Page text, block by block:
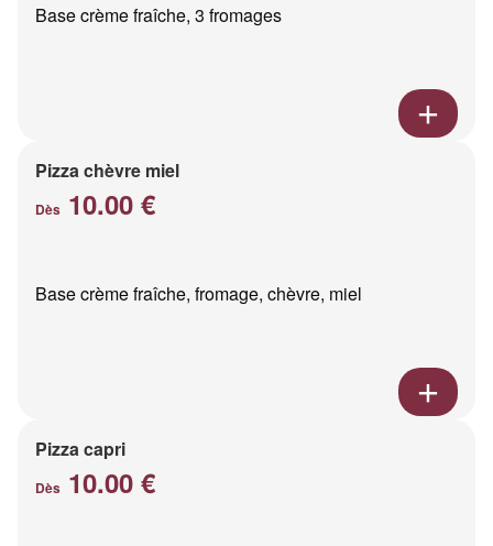
Base crème fraîche, 3 fromages
Pizza chèvre miel
Dès 10.00 €
Base crème fraîche, fromage, chèvre, miel
Pizza capri
Dès 10.00 €